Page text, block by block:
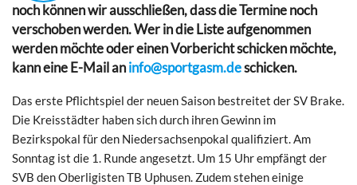
noch können wir ausschließen, dass die Termine noch
verschoben werden. Wer in die Liste aufgenommen
werden möchte oder einen Vorbericht schicken möchte,
kann eine E-Mail an info@sportgasm.deschicken.
Das erste Pflichtspiel der neuen Saison bestreitet der SV Brake.
Die Kreisstädter haben sich durch ihren Gewinn im
Bezirkspokal für den Niedersachsenpokal qualifiziert. Am
Sonntag ist die 1. Runde angesetzt. Um 15 Uhr empfängt der
SVB den Oberligisten TB Uphusen. Zudem stehen einige